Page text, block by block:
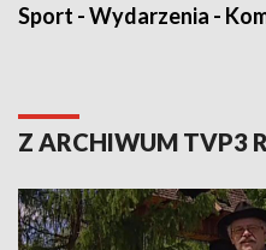
Sport - Wydarzenia -
Z ARCHIWUM TVP3